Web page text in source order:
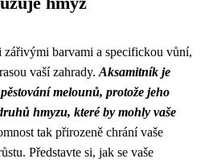
barvami a specifickou vůní,
vaší zahrady. Aksamitník je
melounů, protože jeho
hmyzu, které by mohly vaše
tak přirozeně chrání vaše
Představte si, jak se vaše